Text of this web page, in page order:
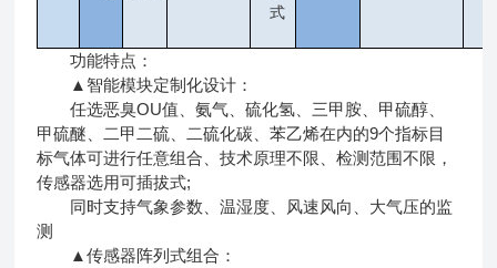
式
功能特点：
▲智能模块定制化设计：
任选恶臭OU值、氨气、硫化氢、三甲胺、甲硫醇、
甲硫醚、二甲二硫、二硫化碳、苯乙烯在内的9个指标目
标气体可进行任意组合、技术原理不限、检测范围不限，
传感器选用可插拔式;
同时支持气象参数、温湿度、风速风向、大气压的监
测
▲传感器阵列式组合：